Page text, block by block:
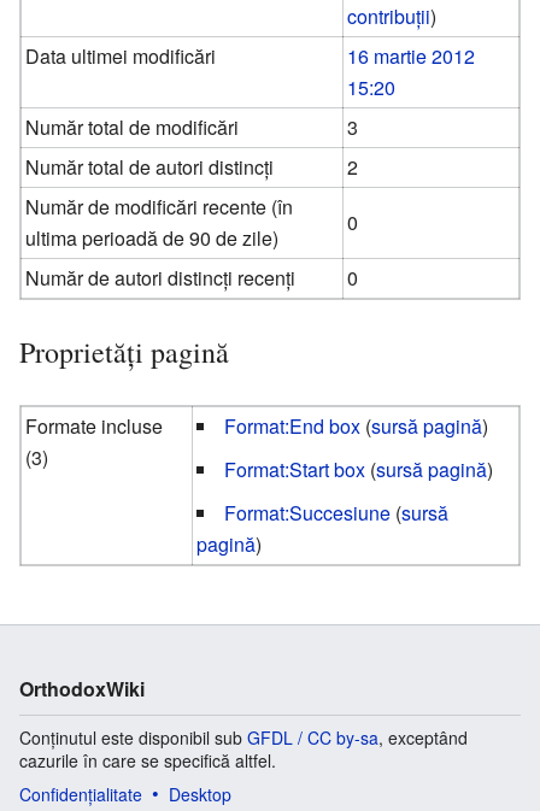
contribuții)
Data ultimei modificări
16 martie 2012
15:20
Număr total de modificări
3
Număr total de autori distincți
2
Număr de modificări recente (în
ultima perioadă de 90 de zile)
0
Număr de autori distincți recenți
0
Proprietăți pagină
Formate incluse
(3)
Format:End box (sursă pagină)
Format:Start box (sursă pagină)
Format:Succesiune (sursă
pagină)
OrthodoxWiki
Conținutul este disponibil sub GFDL / CC by-sa, exceptând
cazurile în care se specifică altfel.
Confidențialitate
Desktop